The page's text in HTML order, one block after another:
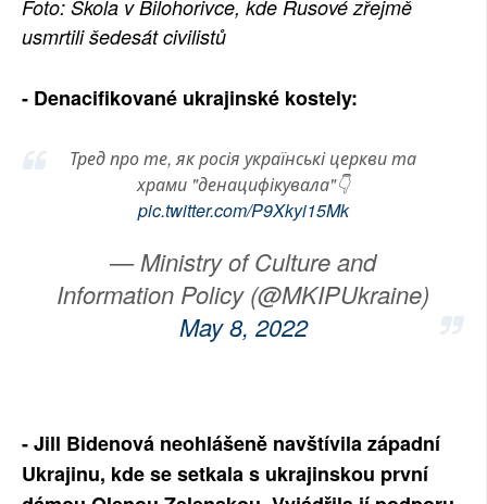
SOCIÁLNÍ SÍTĚ
Foto: Škola v Bilohorivce, kde Rusové zřejmě
usmrtili šedesát civilistů
- Denacifikované ukrajinské kostely:
Тред про те, як росія українські церкви та
храми "денацифікувала"👇
pic.twitter.com/P9Xkyi15Mk
— Ministry of Culture and
Information Policy (@MKIPUkraine)
May 8, 2022
- Jill Bidenová neohlášeně navštívila západní
Ukrajinu, kde se setkala s ukrajinskou první